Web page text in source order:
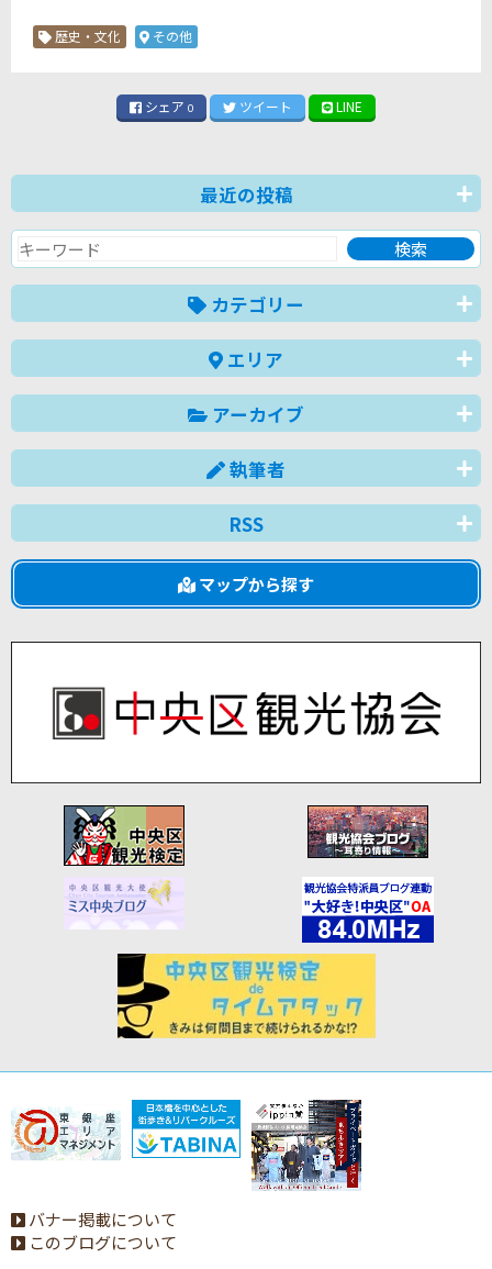
歴史・文化 その他
シェア 0 ツイート LINE
最近の投稿
カテゴリー
エリア
アーカイブ
執筆者
RSS
マップから探す
バナー掲載について
このブログについて